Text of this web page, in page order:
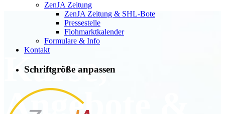
ZenJA Zeitung
ZenJA Zeitung & SHL-Bote
Pressestelle
Flohmarktkalender
Formulare & Info
Kontakt
Schriftgröße anpassen
Kurse,
Angebote &